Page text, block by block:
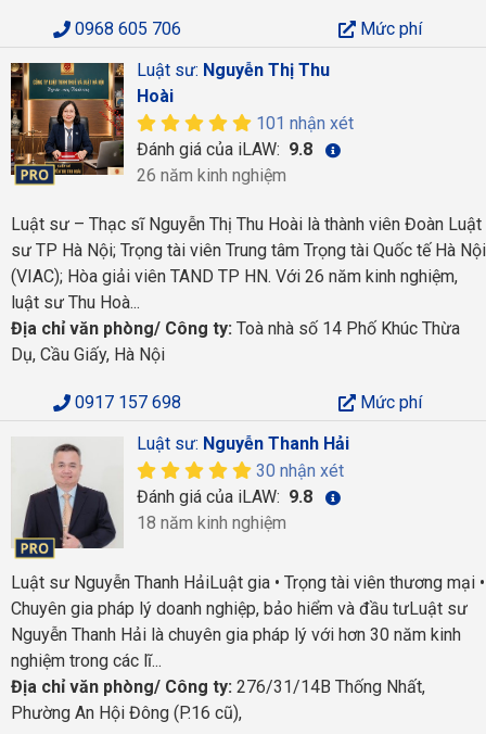
0968 605 706
Mức phí
Luật sư: Nguyễn Thị Thu
Hoài
101 nhận xét
Đánh giá của iLAW: 9.8
26 năm kinh nghiệm
Luật sư – Thạc sĩ Nguyễn Thị Thu Hoài là thành viên Đoàn Luật
sư TP Hà Nội; Trọng tài viên Trung tâm Trọng tài Quốc tế Hà Nội
(VIAC); Hòa giải viên TAND TP HN. Với 26 năm kinh nghiệm,
luật sư Thu Hoà...
Địa chỉ văn phòng/ Công ty: Toà nhà số 14 Phố Khúc Thừa
Dụ, Cầu Giấy, Hà Nội
0917 157 698
Mức phí
Luật sư: Nguyễn Thanh Hải
30 nhận xét
Đánh giá của iLAW: 9.8
18 năm kinh nghiệm
Luật sư Nguyễn Thanh HảiLuật gia • Trọng tài viên thương mại •
Chuyên gia pháp lý doanh nghiệp, bảo hiểm và đầu tưLuật sư
Nguyễn Thanh Hải là chuyên gia pháp lý với hơn 30 năm kinh
nghiệm trong các lĩ...
Địa chỉ văn phòng/ Công ty: 276/31/14B Thống Nhất,
Phường An Hội Đông (P.16 cũ),